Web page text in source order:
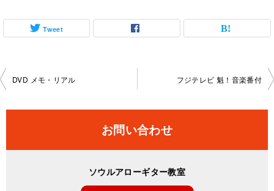
Tweet
投
ビ
DVD メモ・リアル フジテレビ 魁！音楽番付
お問い合わせ
ソウルアローギター教室